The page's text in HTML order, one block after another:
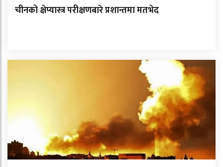
चीनको क्षेप्यास्त्र परीक्षणबारे प्रशान्तमा मतभेद